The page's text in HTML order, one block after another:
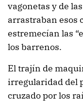
vagonetas y de
arrastraban esos
estremecían las
los barrenos.
El trajín de
irregularidad del
cruzado por los